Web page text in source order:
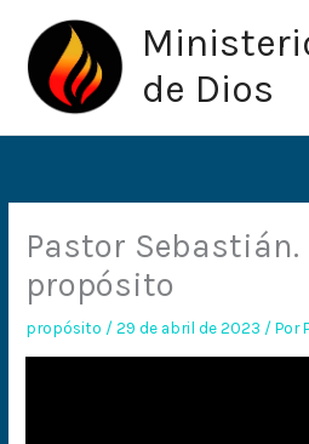
contenido
de Dios
Pastor
propósito
propósito /29 de abril de 2023 / Por